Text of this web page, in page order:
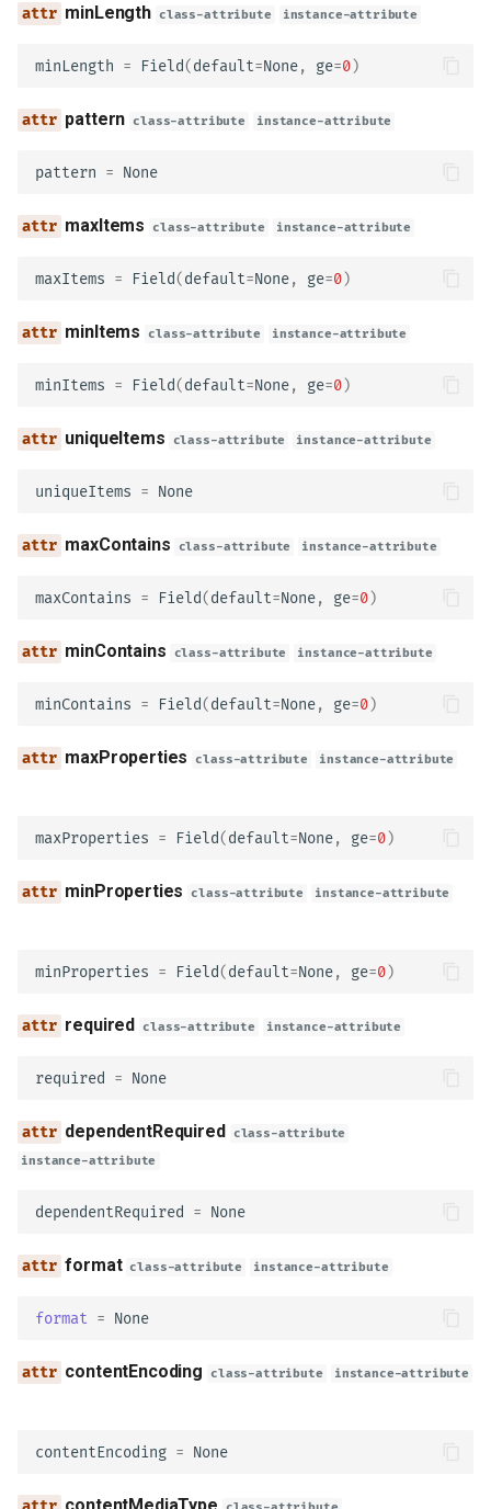
description
headers
content
description
deprecated
security
summary
description
get
put
post
minLength class-attribute instance-attribute
minLength = Field(default=None, ge=0)
pattern class-attribute instance-attribute
pattern = None
maxItems class-attribute instance-attribute
maxItems = Field(default=None, ge=0)
minItems class-attribute instance-attribute
minItems = Field(default=None, ge=0)
uniqueItems class-attribute instance-attribute
uniqueItems = None
maxContains class-attribute instance-attribute
maxContains = Field(default=None, ge=0)
minContains class-attribute instance-attribute
minContains = Field(default=None, ge=0)
maxProperties class-attribute instance-attribute
maxProperties = Field(default=None, ge=0)
minProperties class-attribute instance-attribute
minProperties = Field(default=None, ge=0)
required class-attribute instance-attribute
required = None
dependentRequired class-attribute
instance-attribute
dependentRequired = None
format class-attribute instance-attribute
format = None
contentEncoding class-attribute instance-attribute
contentEncoding = None